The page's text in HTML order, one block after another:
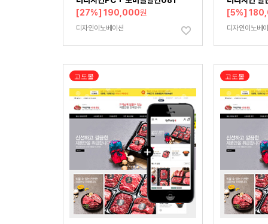
[27%] 190,000원
디자인이노베이션
[5%]
디자인이노베
고도몰 고도몰